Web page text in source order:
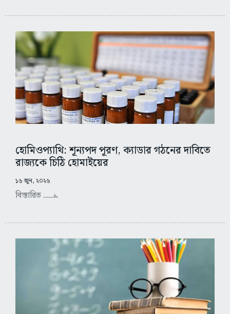
হোমিওপ্যাথি: শূন্যপদ পূরণ, ক্যাডার গঠনের দাবিতে
রাজ্যকে চিঠি হোমাইয়ের
১৬ জুন, ২০২৬
বিস্তারিত